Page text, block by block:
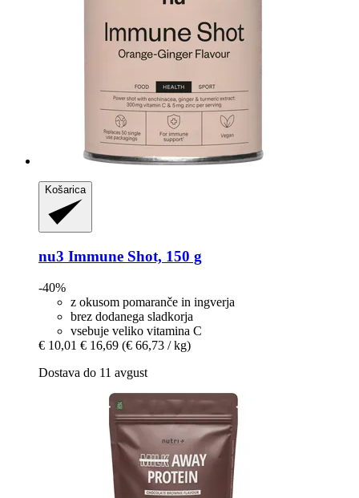
Košarica
nu3 Immune Shot, 150 g
-40%
z okusom pomaranče in ingverja
brez dodanega sladkorja
vsebuje veliko vitamina C
€ 10,01 € 16,69 (€ 66,73 / kg)
Dostava do 11 avgust